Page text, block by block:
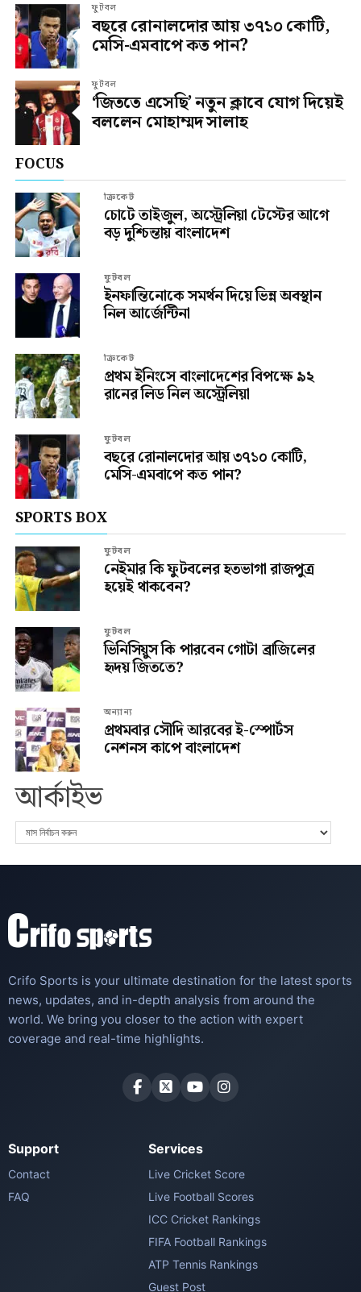
ফুটবল
বছরে রোনালদোর আয় ৩৭১০ কোটি,
মেসি-এমবাপে কত পান?
ফুটবল
‘জিততে এসেছি’ নতুন ক্লাবে যোগ দিয়েই
বললেন মোহাম্মদ সালাহ
FOCUS
ক্রিকেট
চোটে তাইজুল, অস্ট্রেলিয়া টেস্টের আগে
বড় দুশ্চিন্তায় বাংলাদেশ
ফুটবল
ইনফান্তিনোকে সমর্থন দিয়ে ভিন্ন অবস্থান
নিল আর্জেন্টিনা
ক্রিকেট
প্রথম ইনিংসে বাংলাদেশের বিপক্ষে ৯২
রানের লিড নিল অস্ট্রেলিয়া
ফুটবল
বছরে রোনালদোর আয় ৩৭১০ কোটি,
মেসি-এমবাপে কত পান?
SPORTS BOX
ফুটবল
নেইমার কি ফুটবলের হতভাগা রাজপুত্র
হয়েই থাকবেন?
ফুটবল
ভিনিসিয়ুস কি পারবেন গোটা ব্রাজিলের
হৃদয় জিততে?
অন্যান্য
প্রথমবার সৌদি আরবের ই-স্পোর্টস
নেশনস কাপে বাংলাদেশ
আর্কাইভ
Crifo Sports is your ultimate destination for the latest sports
news, updates, and in-depth analysis from around the
world. We bring you closer to the action with expert
coverage and real-time highlights.
Support
Contact
FAQ
Services
Live Cricket Score
Live Football Scores
ICC Cricket Rankings
FIFA Football Rankings
ATP Tennis Rankings
Guest Post